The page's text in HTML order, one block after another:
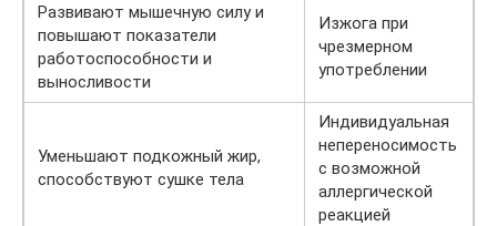
Развивают мышечную силу и
повышают показатели
работоспособности и
выносливости
Изжога при
чрезмерном
употреблении
Уменьшают подкожный жир,
способствуют сушке тела
Индивидуальная
непереносимость
с возможной
аллергической
реакцией